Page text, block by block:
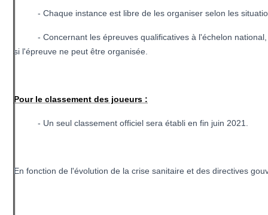
- Chaque instance est libre de les organiser selon les
- Concernant les épreuves qualificatives à l'échelon national,
si l'épreuve ne peut être organisée.
Pour le classement des joueurs :
- Un seul classement officiel sera établi en fin juin 2021.
En fonction de l'évolution de la crise sanitaire et des directives